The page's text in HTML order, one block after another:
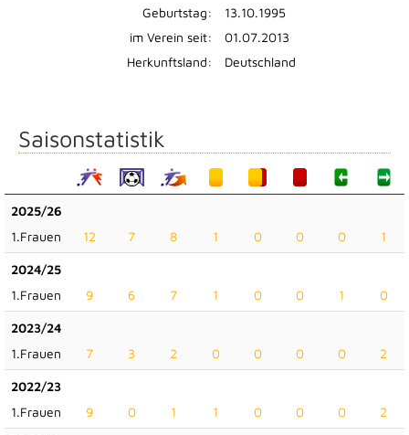
Geburtstag:
13.10.1995
im Verein seit:
01.07.2013
Herkunftsland:
Deutschland
Saisonstatistik
2025/26
1.Frauen
12 7 8 1 0 0 0 1
2024/25
1.Frauen
9 6 7 1 0 0 1 0
2023/24
1.Frauen
7 3 2 0 0 0 0 2
2022/23
1.Frauen
9 0 1 1 0 0 0 2